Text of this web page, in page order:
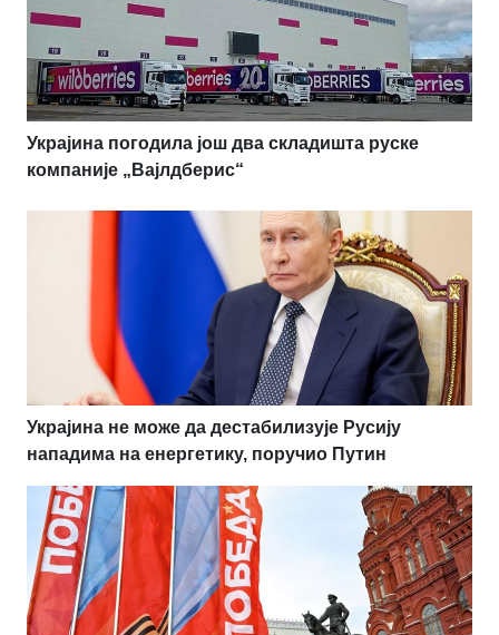
Украјина погодила још два складишта руске
компаније „Вајлдберис“
Украјина не може да дестабилизује Русију
нападима на енергетику, поручио Путин